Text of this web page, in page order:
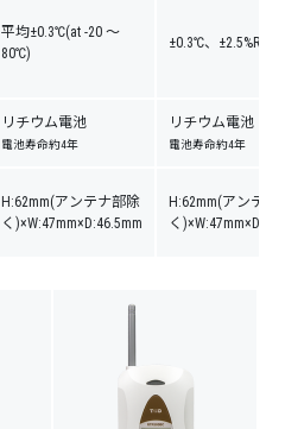
平均±0.3℃(at -20 ～
80℃)
±0.3℃、±2.5%RH
リチウム電池
電池寿命約4年
リチウム電池
電池寿命約4年
H:62mm(アンテナ部除
く)×W:47mm×D:46.5mm
H:62mm(アンテナ
く